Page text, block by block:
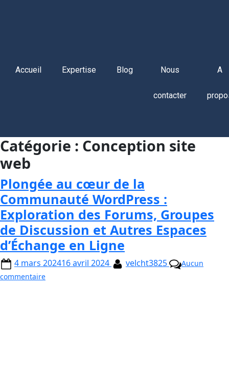
Accueil Expertise Blog Nous
contacter
A
Catégorie : Conception site
web
Plongée au cœur de la
Communauté WordPress :
Exploration des Forums, Groupes
de Discussion et Autres Espaces
d’Échange en Ligne
4 mars 202416 avril 2024 velcht3825
Aucun
commentaire